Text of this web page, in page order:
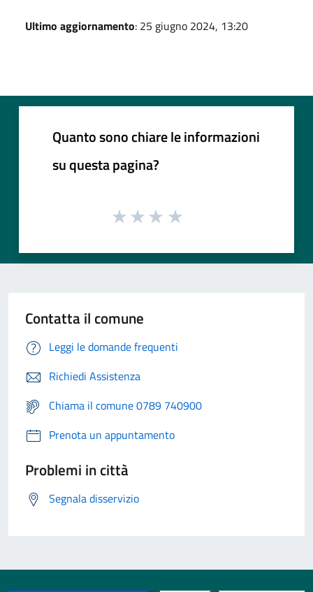
Ultimo aggiornamento: 25 giugno 2024, 13:20
Quanto sono chiare le informazioni
su questa pagina?
Contatta il comune
Leggi le domande frequenti
Richiedi Assistenza
Chiama il comune 0789 740900
Prenota un appuntamento
Problemi in città
Segnala disservizio